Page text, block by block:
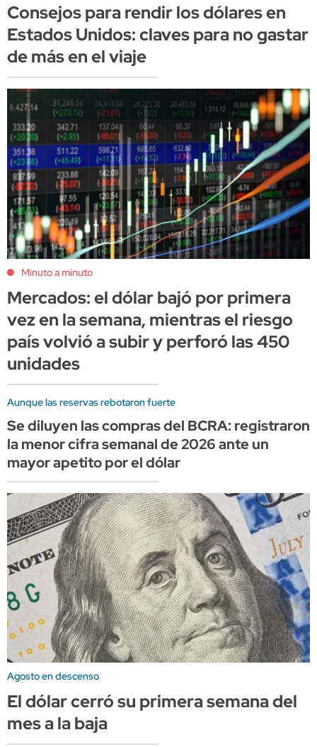
Consejos para rendir los dólares en
Estados Unidos: claves para no gastar
de más en el viaje
Minuto a minuto
Mercados: el dólar bajó por primera
vez en la semana, mientras el riesgo
país volvió a subir y perforó las 450
unidades
Aunque las reservas rebotaron fuerte
Se diluyen las compras del BCRA: registraron
la menor cifra semanal de 2026 ante un
mayor apetito por el dólar
Agosto en descenso
El dólar cerró su primera semana del
mes a la baja